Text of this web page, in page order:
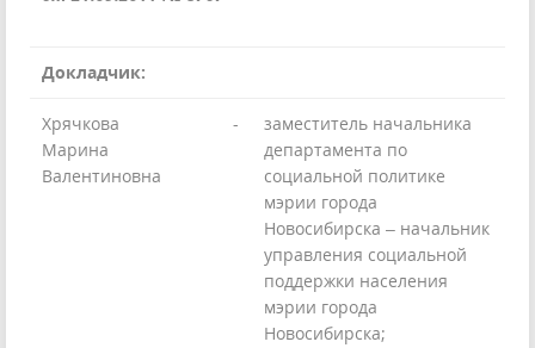
Докладчик:
Хрячкова
Марина
Валентиновна
-
заместитель начальника
департамента по
социальной политике
мэрии города
Новосибирска – начальник
управления социальной
поддержки населения
мэрии города
Новосибирска;